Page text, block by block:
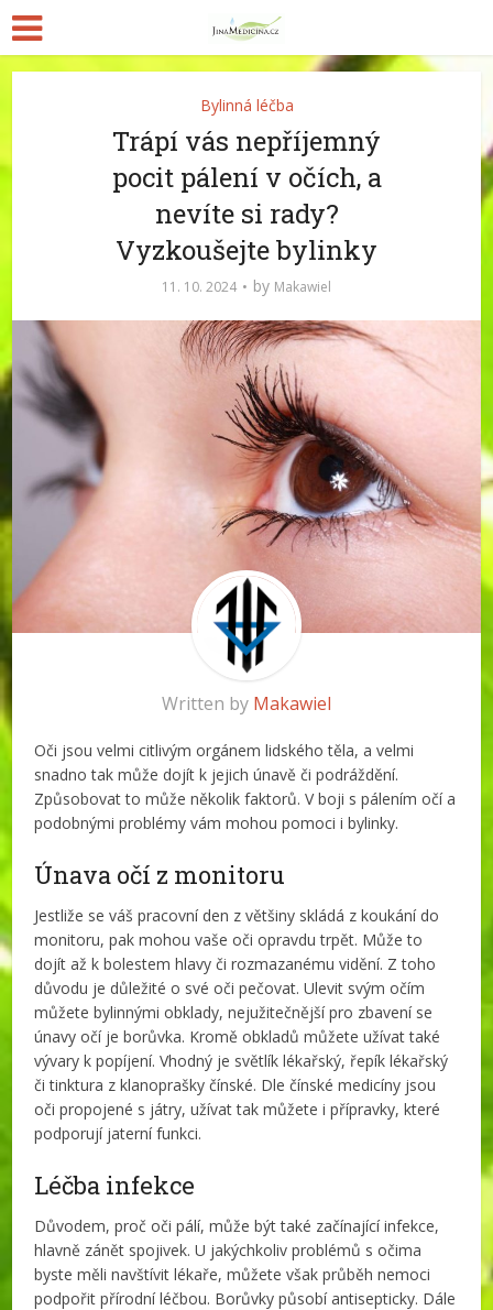
Bylinná léčba
Trápí vás nepříjemný
pocit pálení v očích, a
nevíte si rady?
Vyzkoušejte bylinky
11. 10. 2024 by Makawiel
Written by Makawiel
Oči jsou velmi citlivým orgánem lidského těla, a velmi
snadno tak může dojít k jejich únavě či podráždění.
Způsobovat to může několik faktorů. V boji s pálením očí a
podobnými problémy vám mohou pomoci i bylinky.
Únava očí z monitoru
Jestliže se váš pracovní den z většiny skládá z koukání do
monitoru, pak mohou vaše oči opravdu trpět. Může to
dojít až k bolestem hlavy či rozmazanému vidění. Z toho
důvodu je důležité o své oči pečovat. Ulevit svým očím
můžete bylinnými obklady, nejužitečnější pro zbavení se
únavy očí je borůvka. Kromě obkladů můžete užívat také
vývary k popíjení. Vhodný je světlík lékařský, řepík lékařský
či tinktura z klanoprašky čínské. Dle čínské medicíny jsou
oči propojené s játry, užívat tak můžete i přípravky, které
podporují jaterní funkci.
Léčba infekce
Důvodem, proč oči pálí, může být také začínající infekce,
hlavně zánět spojivek. U jakýchkoliv problémů s očima
byste měli navštívit lékaře, můžete však průběh nemoci
podpořit přírodní léčbou. Borůvky působí antisepticky. Dále